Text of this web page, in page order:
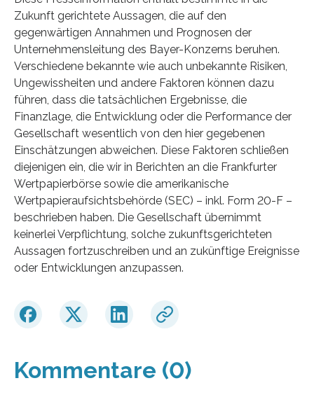
Zukunft gerichtete Aussagen, die auf den
gegenwärtigen Annahmen und Prognosen der
Unternehmensleitung des Bayer-Konzerns beruhen.
Verschiedene bekannte wie auch unbekannte Risiken,
Ungewissheiten und andere Faktoren können dazu
führen, dass die tatsächlichen Ergebnisse, die
Finanzlage, die Entwicklung oder die Performance der
Gesellschaft wesentlich von den hier gegebenen
Einschätzungen abweichen. Diese Faktoren schließen
diejenigen ein, die wir in Berichten an die Frankfurter
Wertpapierbörse sowie die amerikanische
Wertpapieraufsichtsbehörde (SEC) – inkl. Form 20-F –
beschrieben haben. Die Gesellschaft übernimmt
keinerlei Verpflichtung, solche zukunftsgerichteten
Aussagen fortzuschreiben und an zukünftige Ereignisse
oder Entwicklungen anzupassen.
Kommentare (0)